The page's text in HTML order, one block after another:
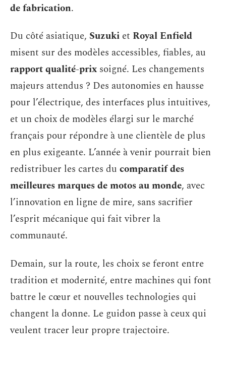
de fabrication.
Du côté asiatique, Suzuki et Royal Enfield
misent sur des modèles accessibles, fiables, au
rapport qualité-prix soigné. Les changements
majeurs attendus ? Des autonomies en hausse
pour l’électrique, des interfaces plus intuitives,
et un choix de modèles élargi sur le marché
français pour répondre à une clientèle de plus
en plus exigeante. L’année à venir pourrait bien
redistribuer les cartes du comparatif des
meilleures marques de motos au monde, avec
l’innovation en ligne de mire, sans sacrifier
l’esprit mécanique qui fait vibrer la
communauté.
Demain, sur la route, les choix se feront entre
tradition et modernité, entre machines qui font
battre le cœur et nouvelles technologies qui
changent la donne. Le guidon passe à ceux qui
veulent tracer leur propre trajectoire.